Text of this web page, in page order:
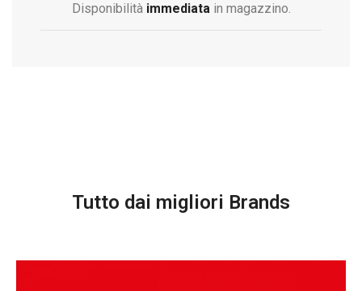
Disponibilità immediatain magazzino.
Tutto dai migliori Brands